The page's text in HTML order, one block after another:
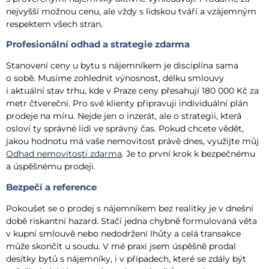
nejvyšší možnou cenu, ale vždy s lidskou tváří a vzájemným
respektem všech stran.
Profesionální odhad a strategie zdarma
Stanovení ceny u bytu s nájemníkem je disciplína sama
o sobě. Musíme zohlednit výnosnost, délku smlouvy
i aktuální stav trhu, kde v Praze ceny přesahují 180 000 Kč za
metr čtvereční. Pro své klienty připravuji individuální plán
prodeje na míru. Nejde jen o inzerát, ale o strategii, která
osloví ty správné lidi ve správný čas. Pokud chcete vědět,
jakou hodnotu má vaše nemovitost právě dnes, využijte můj
Odhad nemovitosti zdarma. Je to první krok k bezpečnému
a úspěšnému prodeji.
Bezpečí a reference
Pokoušet se o prodej s nájemníkem bez realitky je v dnešní
době riskantní hazard. Stačí jedna chybně formulovaná věta
v kupní smlouvě nebo nedodržení lhůty a celá transakce
může skončit u soudu. V mé praxi jsem úspěšně prodal
desítky bytů s nájemníky, i v případech, které se zdály být